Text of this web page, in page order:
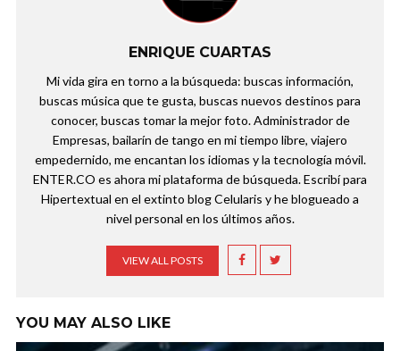
ENRIQUE CUARTAS
Mi vida gira en torno a la búsqueda: buscas información,
buscas música que te gusta, buscas nuevos destinos para
conocer, buscas tomar la mejor foto. Administrador de
Empresas, bailarín de tango en mi tiempo libre, viajero
empedernido, me encantan los idiomas y la tecnología móvil.
ENTER.CO es ahora mi plataforma de búsqueda. Escribí para
Hipertextual en el extinto blog Celularis y he blogueado a
nivel personal en los últimos años.
VIEW ALL POSTS
YOU MAY ALSO LIKE